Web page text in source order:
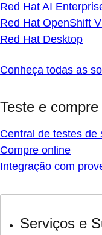
Red Hat AI
Red Hat OpenShift
Red Hat Desktop
Conheça todas as
Teste e compre
Central de testes de
Compre online
Integração com
Serviços e